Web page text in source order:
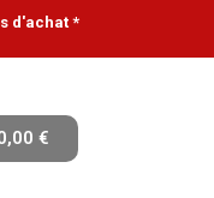
d'achat *
€